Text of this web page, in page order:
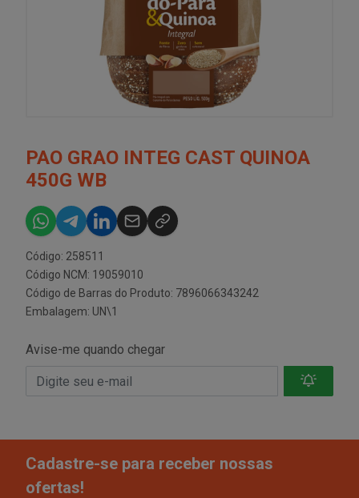
PAO GRAO INTEG CAST QUINOA
450G WB
Código: 258511
Código NCM: 19059010
Código de Barras do Produto: 7896066343242
Embalagem: UN\1
Avise-me quando chegar
Cadastre-se para receber nossas
ofertas!